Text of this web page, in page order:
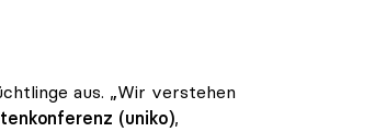
aus. „Wir verstehen
(uniko),